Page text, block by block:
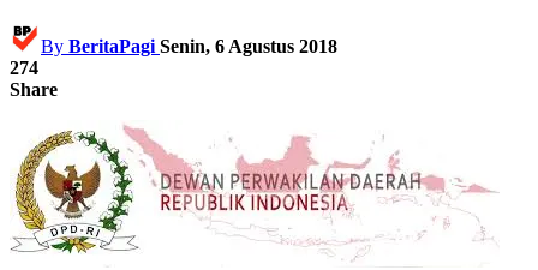
By BeritaPagi Senin, 6 Agustus 2018
274
Share